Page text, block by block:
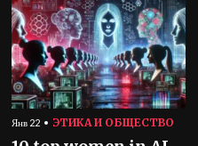
Янв 22 ЭТИКА И ОБЩЕСТВО